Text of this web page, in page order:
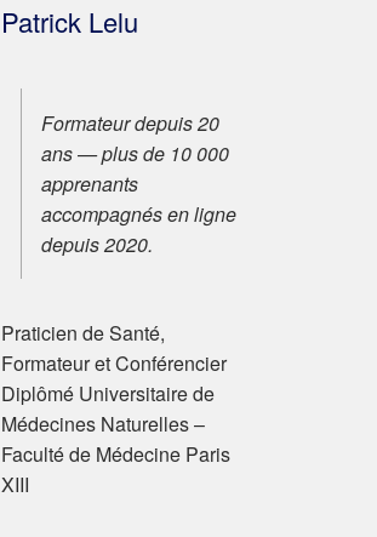
Patrick Lelu
Formateur depuis 20
ans — plus de 10 000
apprenants
accompagnés en ligne
depuis 2020.
Praticien de Santé,
Formateur et Conférencier
Diplômé Universitaire de
Médecines Naturelles –
Faculté de Médecine Paris
XIII